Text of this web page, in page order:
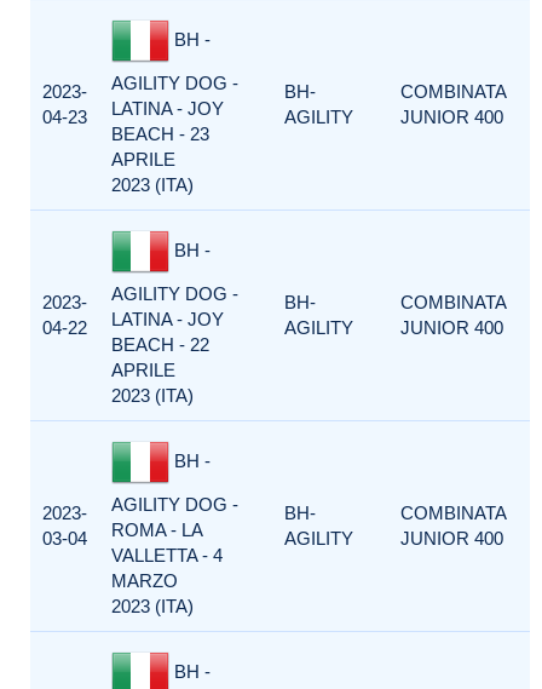
2023-
04-23
BH -
AGILITY DOG -
LATINA - JOY
BEACH - 23
APRILE
2023 (ITA)
BH-
AGILITY
COMBINATA
JUNIOR 400
2023-
04-22
BH -
AGILITY DOG -
LATINA - JOY
BEACH - 22
APRILE
2023 (ITA)
BH-
AGILITY
COMBINATA
JUNIOR 400
2023-
03-04
BH -
AGILITY DOG -
ROMA - LA
VALLETTA - 4
MARZO
2023 (ITA)
BH-
AGILITY
COMBINATA
JUNIOR 400
BH -